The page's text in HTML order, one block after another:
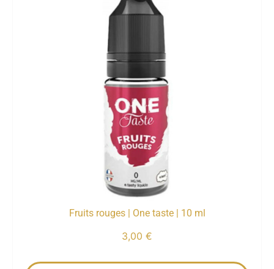
Fruits rouges | One taste | 10 ml
3,00 €